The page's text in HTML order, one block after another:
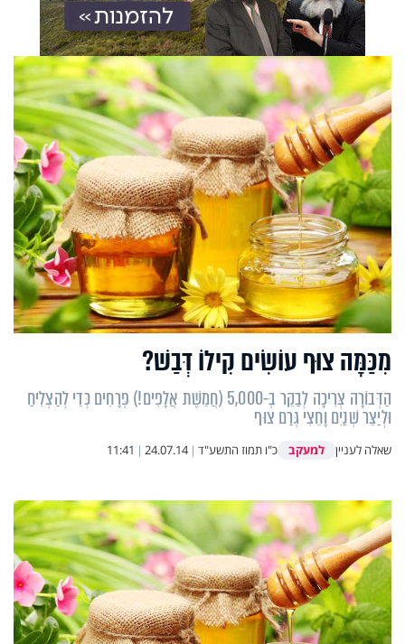
מִכַּמָּה צוּף עוֹשִׂים קִילוֹ דְּבַשׁ?
הַדְּבוֹרָה צְּרִיכָה לְבַקֵּר בְּ-5,000 (חֲמֵשֶׁת אֲלָפִים!) פְּרָחִים כְּדֵי לְהַצְלִיחַ
וּלְיַצֵּר שְׁנַיִם וָחֵצִי גְּרַם צוּף
שאלה לעניין למעקב כ"ו תמוז התשע"ד |
24.07.14
|
11:41